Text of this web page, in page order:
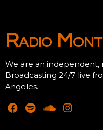
Radio
We are an independent,
Broadcasting 24/7 live
Angeles.